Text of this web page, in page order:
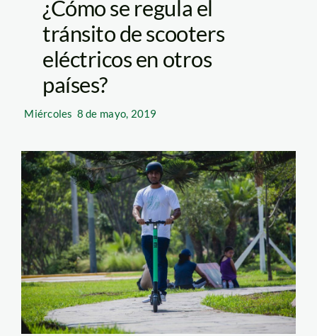
¿Cómo se regula el
tránsito de scooters
eléctricos en otros
países?
Miércoles 8 de mayo, 2019